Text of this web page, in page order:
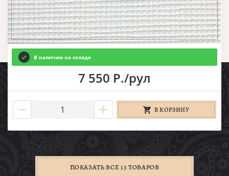
В наличии на складе
7 550 Р./рул
В КОРЗИНУ
ПОКАЗАТЬ ВСЕ 13 ТОВАРОВ